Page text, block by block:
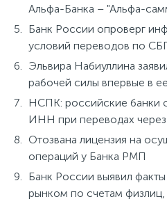
Альфа-Банка – "Альфа-
Банк России опроверг
условий переводов по
Эльвира Набиуллина
рабочей силы впервые в
НСПК: российские банки
ИНН при переводах
Отозвана лицензия на
операций у Банка РМП
Банк России выявил
рынком по счетам физлиц,